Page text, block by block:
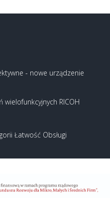
- nowe urządzenie
RICOH
Łatwość Obsługi